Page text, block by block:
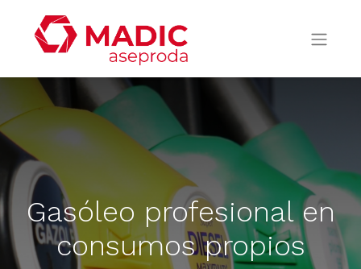
Gasóleo profesional en
consumos propios